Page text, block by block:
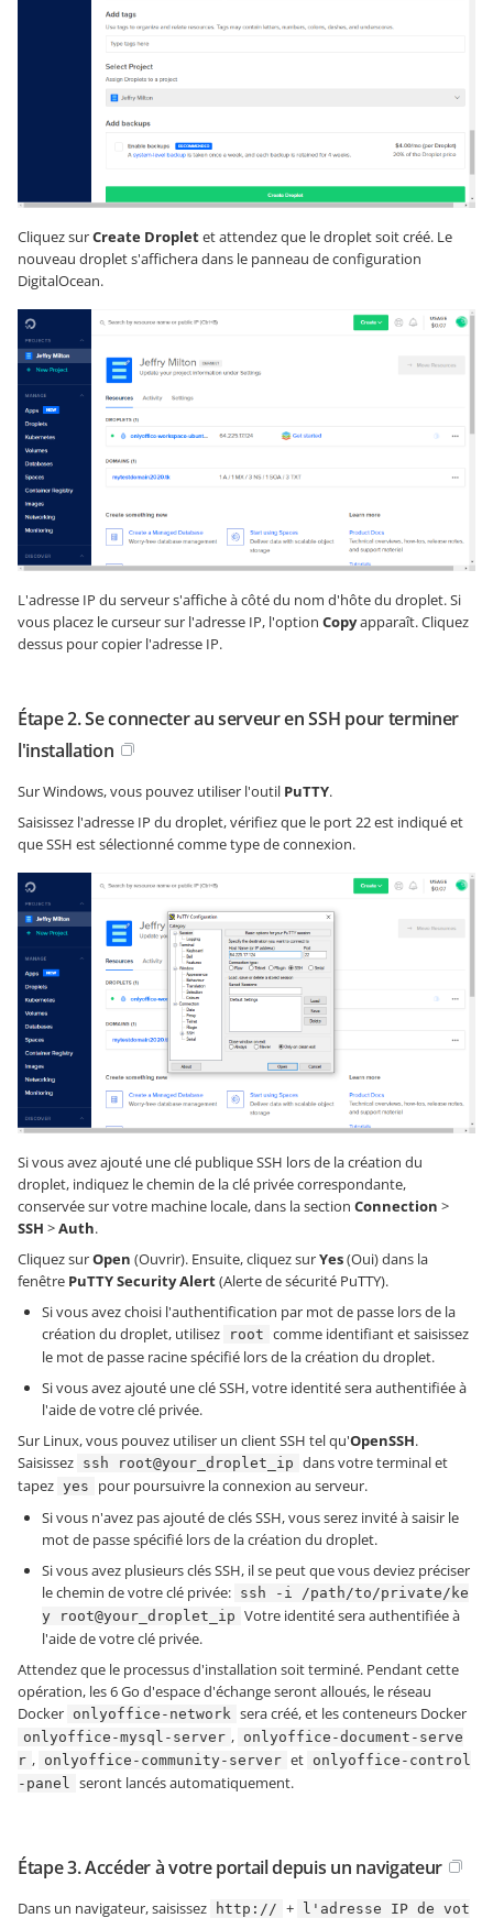
Cliquez surCreate Dropletet attendez que le droplet soit créé. Le
nouveau droplet s'affichera dans le panneau de configuration
DigitalOcean.
L'adresse IP du serveur s'affiche à côté du nom d'hôte du droplet. Si
vous placez le curseur sur l'adresse IP, l'option Copyapparaît. Cliquez
dessus pour copier l'adresse IP.
Étape 2. Se connecter au serveur en SSH pour terminer
l'installation
Sur Windows, vous pouvez utiliser l'outil PuTTY.
Saisissez l'adresse IP du droplet, vérifiez que le port 22 est indiqué et
que SSH est sélectionné comme type de connexion.
Si vous avez ajouté une clé publique SSH lors de la création du
droplet, indiquez le chemin de la clé privée correspondante,
conservée sur votre machine locale, dans la section Connection >
SSH >Auth.
Cliquez surOpen (Ouvrir). Ensuite, cliquez surYes(Oui) dans la
fenêtre PuTTY Security Alert(Alerte de sécurité PuTTY).
Si vous avez choisi l'authentification par mot de passe lors de la
création du droplet, utilisez
root comme identifiant et saisissez
le mot de passe racine spécifié lors de la création du droplet.
Si vous avez ajouté une clé SSH, votre identité sera authentifiée à
l'aide de votre clé privée.
Sur Linux, vous pouvez utiliser un client SSH tel qu'OpenSSH.
Saisissez ssh root@your_droplet_ip dans votre terminal et
tapez yes
pour poursuivre la connexion au serveur.
Si vous n'avez pas ajouté de clés SSH, vous serez invité à saisir le
mot de passe spécifié lors de la création du droplet.
Si vous avez plusieurs clés SSH, il se peut que vous deviez préciser
le chemin de votre clé privée: ssh -i /path/to/private/ke
y root@your_droplet_ip Votre identité sera authentifiée à
l'aide de votre clé privée.
Attendez que le processus d'installation soit terminé. Pendant cette
opération, les 6 Go d'espace d'échange seront alloués, le réseau
Docker onlyoffice-network sera créé, et les conteneurs Docker
onlyoffice-mysql-server , onlyoffice-document-serve
r , onlyoffice-community-server et onlyoffice-control
-panel seront lancés automatiquement.
Étape 3. Accéder à votre portail depuis un navigateur
Dans un navigateur, saisissez http:// +
l'adresse IP de vot